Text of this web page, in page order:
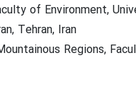
of Environment,
Tehran, Iran
Regions,